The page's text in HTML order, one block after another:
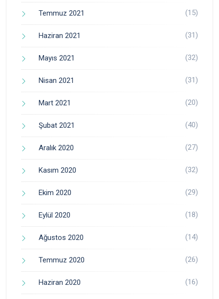
Temmuz 2021 (15)
Haziran 2021 (31)
Mayıs 2021 (32)
Nisan 2021 (31)
Mart 2021 (20)
Şubat 2021 (40)
Aralık 2020 (27)
Kasım 2020 (32)
Ekim 2020 (29)
Eylül 2020 (18)
Ağustos 2020 (14)
Temmuz 2020 (26)
Haziran 2020 (16)